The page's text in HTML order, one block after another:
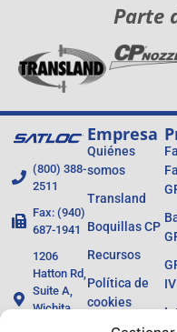
Parte
(800) 388-
2511
Fax: (940)
687-1941
1206
Hatton Rd,
Suite A,
Wichita
Empresa
Quiénes
somos
Transland
Boquillas CP
Recursos
Política de
cookies
IV